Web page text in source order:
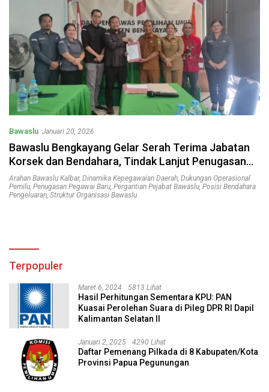
Bawaslu Januari 20, 2026
Bawaslu Bengkayang Gelar Serah Terima Jabatan
Korsek dan Bendahara, Tindak Lanjut Penugasan
Baru
Arahan Bawaslu Kalbar, Dinamika Kepegawaian Daerah, Dukungan Operasional
Pemilu, Penugasan Pegawai Baru, Pergantian Pejabat Bawaslu, Posisi Bendahara
Pengeluaran, Struktur Organisasi Bawaslu
Terpopuler
Maret 6, 2024 5813 Lihat
Hasil Perhitungan Sementara KPU: PAN
Kuasai Perolehan Suara di Pileg DPR RI Dapil
Kalimantan Selatan II
Januari 2, 2025 4290 Lihat
Daftar Pemenang Pilkada di 8 Kabupaten/Kota
Provinsi Papua Pegunungan